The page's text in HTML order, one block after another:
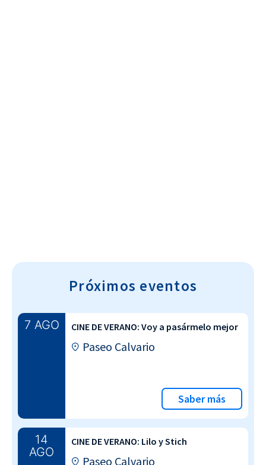
Próximos eventos
7 AGO CINE DE VERANO: Voy a pasármelo mejor
Paseo Calvario
Saber más
14
AGO
CINE DE VERANO: Lilo y Stich
Paseo Calvario